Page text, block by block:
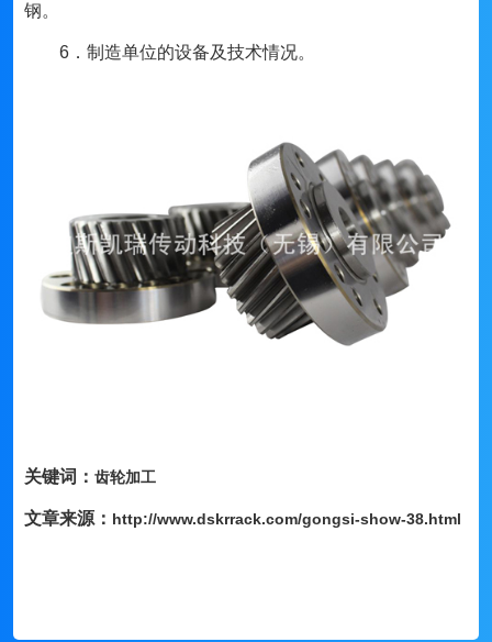
钢。
6．制造单位的设备及技术情况。
关键词： 齿轮加工
文章来源： http://www.dskrrack.com/gongsi-show-38.html